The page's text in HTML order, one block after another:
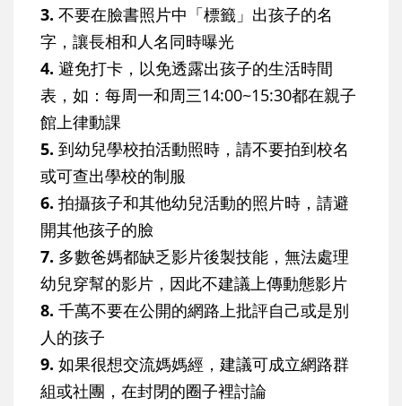
3. 不要在臉書照片中「標籤」出孩子的名
字，讓長相和人名同時曝光
4. 避免打卡，以免透露出孩子的生活時間
表，如：每周一和周三14:00~15:30都在親子
館上律動課
5. 到幼兒學校拍活動照時，請不要拍到校名
或可查出學校的制服
6. 拍攝孩子和其他幼兒活動的照片時，請避
開其他孩子的臉
7. 多數爸媽都缺乏影片後製技能，無法處理
幼兒穿幫的影片，因此不建議上傳動態影片
8. 千萬不要在公開的網路上批評自己或是別
人的孩子
9. 如果很想交流媽媽經，建議可成立網路群
組或社團，在封閉的圈子裡討論